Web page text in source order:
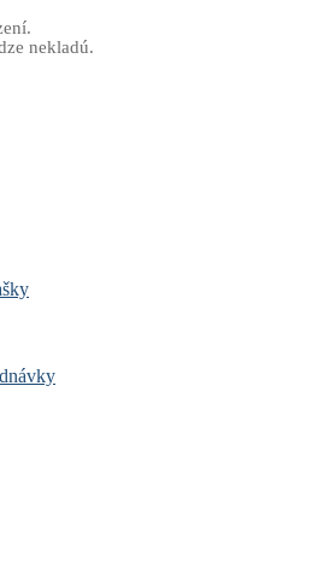
nekladú.